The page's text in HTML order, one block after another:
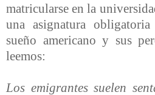
matricularse en la
una asignatura
sueño americano y sus
leemos:
Los emigrantes suelen